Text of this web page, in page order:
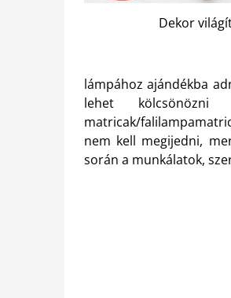
Dekor
lámpához ajándékba
lehet kölcsönözni
matricak/
nem kell megijedni,
során a munkálatok,